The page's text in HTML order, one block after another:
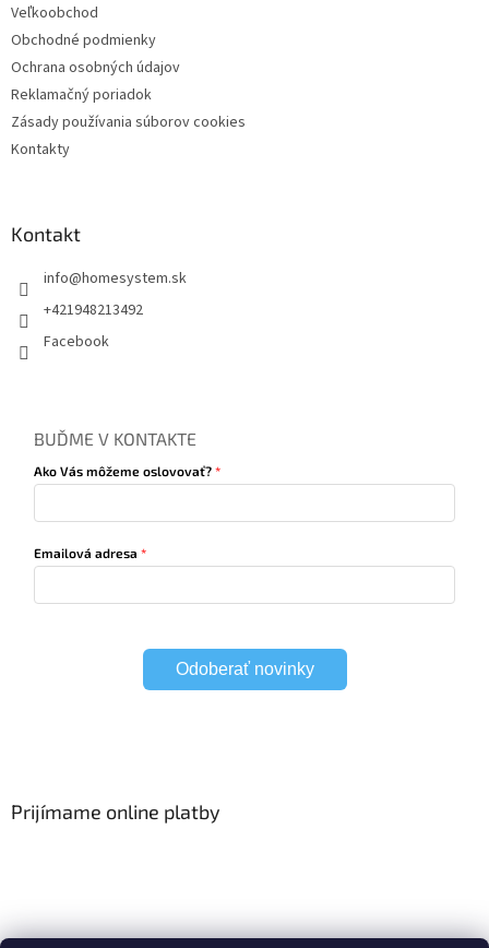
Veľkoobchod
Obchodné podmienky
Ochrana osobných údajov
Reklamačný poriadok
Zásady používania súborov cookies
Kontakty
Kontakt
info@homesystem.sk
+421948213492
Facebook
BUĎME V KONTAKTE
Ako Vás môžeme oslovovať?
Emailová adresa
Odoberať novinky
Prijímame online platby